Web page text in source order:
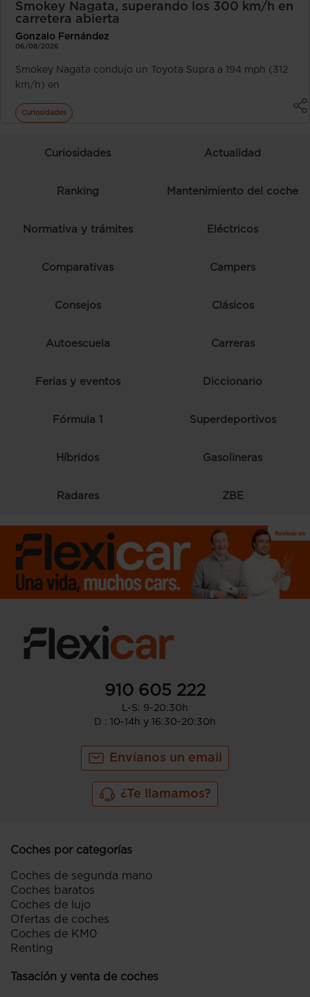
Smokey Nagata, superando los 300 km/h en
carretera abierta
Gonzalo Fernández
06/08/2026
Smokey Nagata condujo un Toyota Supra a 194 mph (312
km/h) en
Curiosidades
Curiosidades Actualidad
Ranking Mantenimiento del coche
Normativa y trámites Eléctricos
Comparativas Campers
Consejos Clásicos
Autoescuela Carreras
Ferias y eventos Diccionario
Fórmula 1 Superdeportivos
Híbridos Gasolineras
Radares ZBE
910 605 222
L-S: 9-20:30h
D : 10-14h y 16:30-20:30h
Envíanos un email
¿Te llamamos?
Coches por categorías
Coches de segunda mano
Coches baratos
Coches de lujo
Ofertas de coches
Coches de KM0
Renting
Tasación y venta de coches